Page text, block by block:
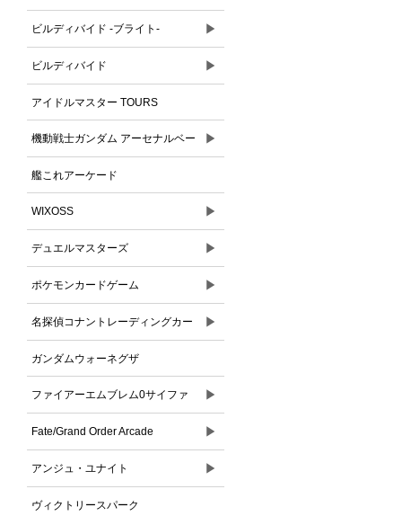
ビルディバイド -ブライト- ▶
ビルディバイド ▶
アイドルマスター TOURS
機動戦士ガンダム アーセナルベー
ス
▶
艦これアーケード
WIXOSS ▶
デュエルマスターズ ▶
ポケモンカードゲーム ▶
名探偵コナントレーディングカー
ドゲーム
▶
ガンダムウォーネグザ
ファイアーエムブレム0サイファ ▶
Fate/Grand Order Arcade ▶
アンジュ・ユナイト ▶
ヴィクトリースパーク